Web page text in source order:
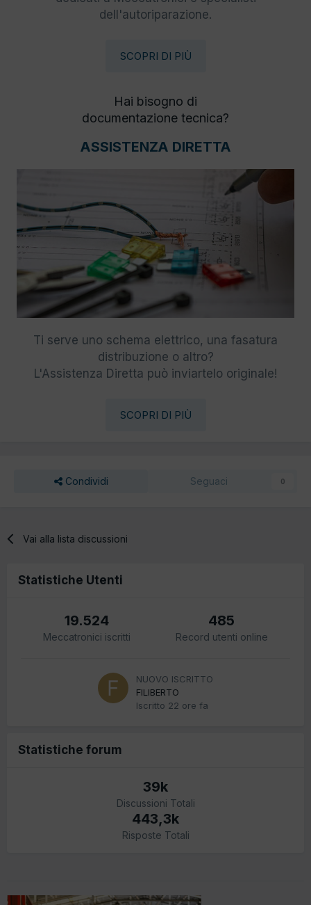
dell'autoriparazione.
SCOPRI DI PIÙ
Hai bisogno di
documentazione tecnica?
ASSISTENZA DIRETTA
Ti serve uno schema elettrico, una fasatura
distribuzione o altro?
L'Assistenza Diretta può inviartelo originale!
SCOPRI DI PIÙ
Condividi Seguaci 0
Vai alla lista discussioni
Statistiche Utenti
19.524
Meccatronici iscritti
485
Record utenti online
NUOVO ISCRITTO
FILIBERTO
Iscritto 22 ore fa
Statistiche forum
39k
Discussioni Totali
443,3k
Risposte Totali